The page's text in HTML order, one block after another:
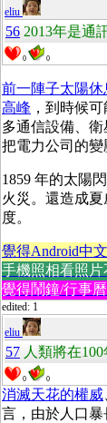
eliu
56 2013年是通
0 0
前一陣子太陽休
高峰 ，到時候
多通信設備、
把電力公司的變
1859 年的太陽
火災。還造成
度。
覺得Android中
手機照相看照
覺得鬧鐘/行事
edited: 1
eliu
57 人類將在
0 0
消滅天花的權威
言，由於人口暴